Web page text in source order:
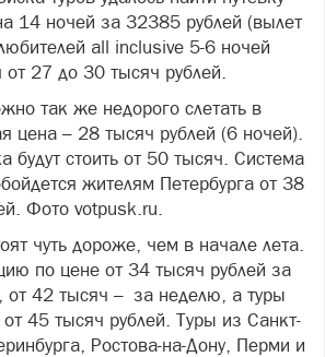
14 ночей за 32385 рублей (вылет
all inclusive 5-6 ночей
27 до 30 тысяч рублей.
так же недорого слетать в
цена – 28 тысяч рублей (6 ночей).
будут стоить от 50 тысяч. Система
жителям Петербурга от 38
Фото votpusk.ru.
чуть дороже, чем в начале лета.
по цене от 34 тысяч рублей за
от 42 тысяч – за неделю, а туры
45 тысяч рублей. Туры из Санкт-
Ростова-на-Дону, Перми и